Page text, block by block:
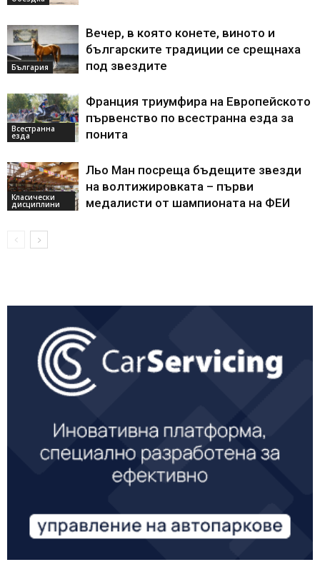
България
Вечер, в която конете, виното и
българските традиции се срещнаха
под звездите
Всестранна
езда
Франция триумфира на Европейското
първенство по всестранна езда за
понита
Класически
дисциплини
Льо Ман посреща бъдещите звезди
на волтижировката – първи
медалисти от шампионата на ФЕИ